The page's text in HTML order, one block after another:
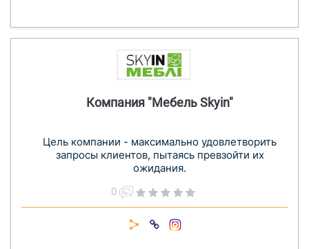
Компания "Мебель Skyin"
Цель компании - максимально удовлетворить
запросы клиентов, пытаясь превзойти их
ожидания.
0